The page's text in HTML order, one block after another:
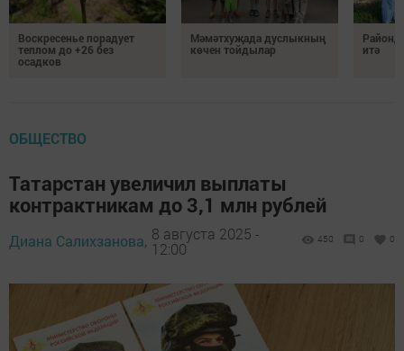
Воскресенье порадует
теплом до +26 без
осадков
Мәмәтхуҗада дуслыкның
көчен тойдылар
итә
ОБЩЕСТВО
Татарстан увеличил выплаты
контрактникам до 3,1 млн рублей
Диана Салихзанова, 8 августа 2025 -
12:00
450 0 0